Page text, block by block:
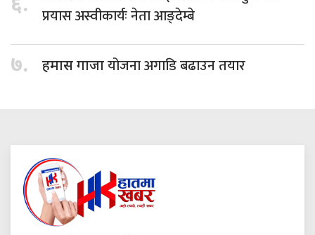
६.
प्रयास अस्वीकार्यः नेता आङ्देम्बे
७. हमास गाजायोजना अगाडि बढाउन तयार